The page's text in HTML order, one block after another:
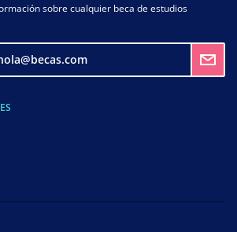
sobre cualquier beca de estudios